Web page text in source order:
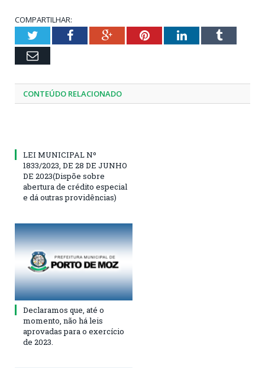
COMPARTILHAR:
TwitterFacebookGoogle+PinterestLinkedInTumblr
Email
CONTEÚDO RELACIONADO
LEI MUNICIPAL Nº
1833/2023, DE 28 DE JUNHO
DE 2023(Dispõe sobre
abertura de crédito especial
e dá outras providências)
Declaramos que, até o
momento, não há leis
aprovadas para o exercício
de 2023.